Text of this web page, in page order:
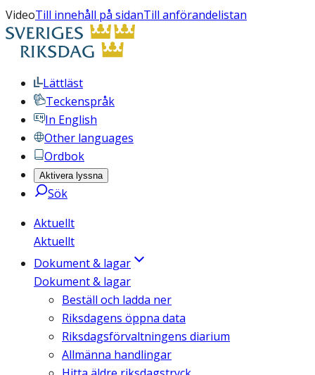
VideoTill innehåll på sidanTill anförandelistan
Lättläst
Teckenspråk
In English
Other languages
Ordbok
Aktivera lyssna
Sök
Aktuellt
Aktuellt
Dokument & lagar
Dokument & lagar
Beställ och ladda ner
Riksdagens öppna data
Riksdagsförvaltningens diarium
Allmänna handlingar